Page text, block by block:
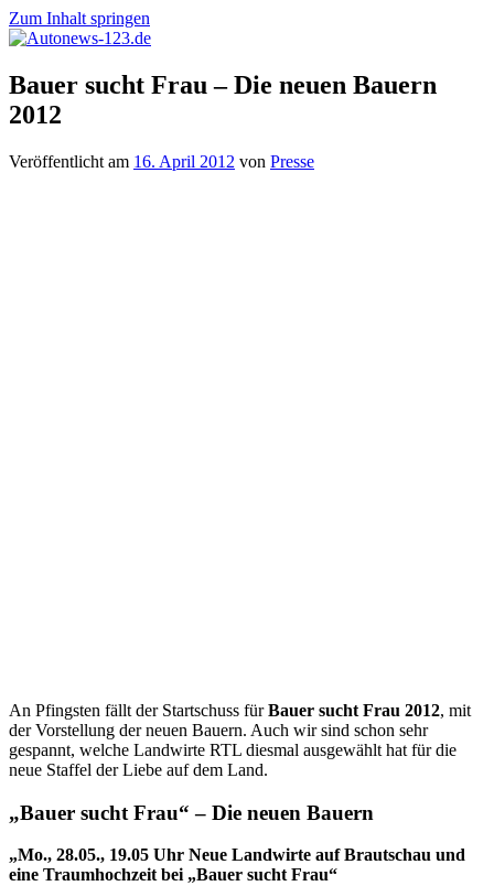
Zum Inhalt springen
Autonews-
123.de
Autonews
mit
Charme
Bauer sucht Frau – Die neuen Bauern
2012
Veröffentlicht am 16. April 2012 von Presse
An Pfingsten fällt der Startschuss fürBauer sucht Frau 2012, mit
der Vorstellung der neuen Bauern. Auch wir sind schon sehr
gespannt, welche Landwirte RTL diesmal ausgewählt hat für die
neue Staffel der Liebe auf dem Land.
„Bauer sucht Frau“ – Die neuen Bauern
„Mo., 28.05., 19.05 Uhr Neue Landwirte auf Brautschau und
eine Traumhochzeit bei „Bauer sucht Frau“